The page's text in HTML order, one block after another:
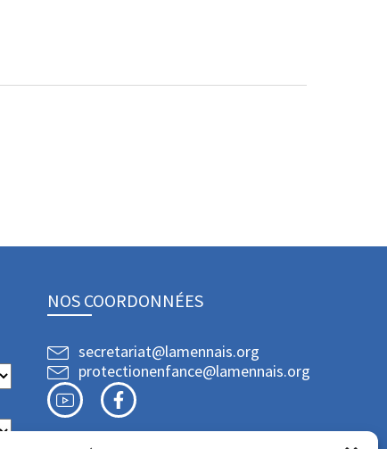
NOS COORDONNÉES
secretariat@lamennais.org
protectionenfance@lamennais.org